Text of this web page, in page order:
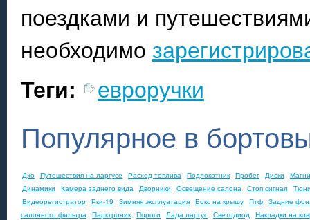
поездками и
необходимо
Теги: евроручки
Популярное в
Дхо Путешествия на ларгусе Расход топлива Подлокотник Пробег Диски
Динамики
Камера заднего вида Дворники Освещение салона Стоп сигнал
Видеорегистратор Рки-19 Зимняя эксплуатация Бокс на крышу Птф Задние
салонного фильтра Парктроник Пороги Лада ларгус Светодиод Накладки на